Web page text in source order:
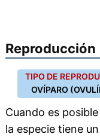
Reproducción
TIPO DE
OVÍPARO
Cuando es
la especie tiene